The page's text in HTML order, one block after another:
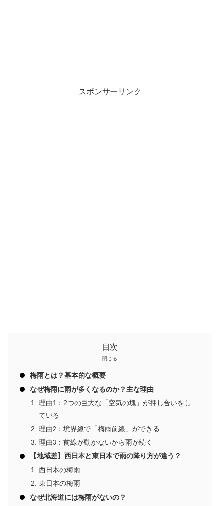
スポンサーリンク
目次
梅雨とは？基本的な概要
なぜ梅雨に雨が多くなるのか？主な理由
理由1：2つの巨大な「空気の塊」が押し合いをし
ている
理由2：境界線で「梅雨前線」ができる
理由3：前線が動かないから雨が続く
【地域差】西日本と東日本で雨の降り方が違う？
西日本の梅雨
東日本の梅雨
なぜ北海道には梅雨がないの？